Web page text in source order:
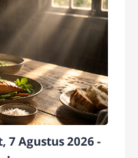
7 Agustus 2026 -